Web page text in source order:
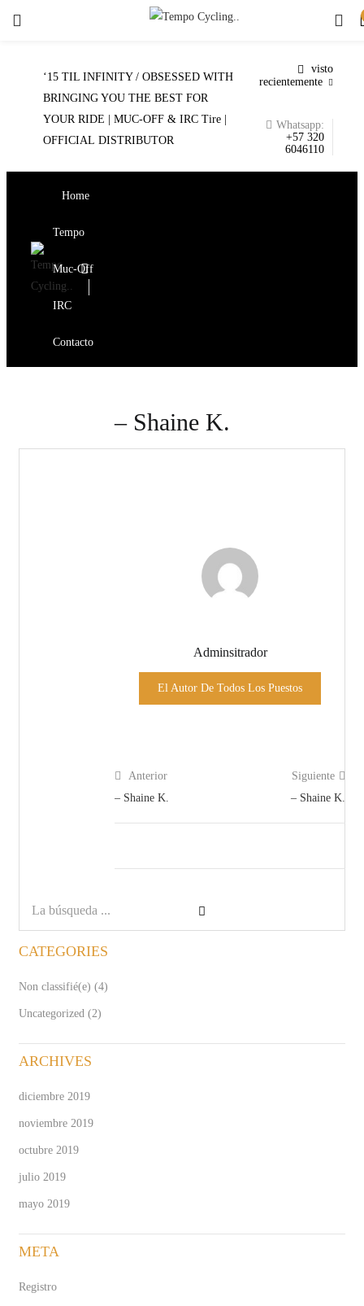
‘15 TIL INFINITY / OBSESSED WITH
BRINGING YOU THE BEST FOR
YOUR RIDE | MUC-OFF & IRC Tire |
OFFICIAL DISTRIBUTOR
visto
recientemente
Whatsapp:
+57 320
6046110
Home
Tempo
Muc-Off
IRC
Contacto
– Shaine K.
Adminsitrador
El Autor De Todos Los Puestos
Anterior
– Shaine K.
Siguiente
– Shaine K.
CATEGORIES
Non classifié(e) (4)
Uncategorized (2)
ARCHIVES
diciembre 2019
noviembre 2019
octubre 2019
julio 2019
mayo 2019
META
Registro